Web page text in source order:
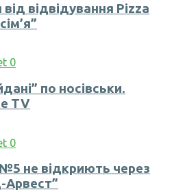
відвідування Pizza
0
по носівськи.
TV
0
не відкриють через
Арвест”